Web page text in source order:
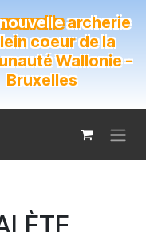
archerie
coeur de la
Wallonie -
Bruxelles